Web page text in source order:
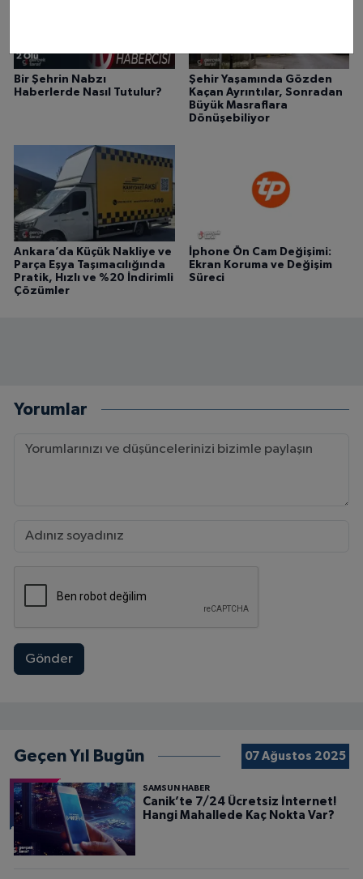
Bir Şehrin Nabzı
Haberlerde Nasıl Tutulur?
Şehir Yaşamında Gözden
Kaçan Ayrıntılar, Sonradan
Büyük Masraflara
Dönüşebiliyor
Ankara’da Küçük Nakliye ve
Parça Eşya Taşımacılığında
Pratik, Hızlı ve %20 İndirimli
Çözümler
İphone Ön Cam Değişimi:
Ekran Koruma ve Değişim
Süreci
Yorumlar
Gönder
Geçen Yıl Bugün 07 Ağustos 2025
SAMSUN HABER
Canik’te 7/24 Ücretsiz İnternet!
Hangi Mahallede Kaç Nokta Var?